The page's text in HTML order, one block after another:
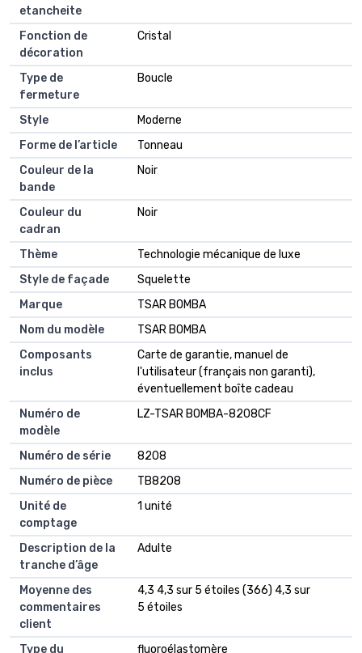
etancheite
Fonction de
décoration
Cristal
Type de
fermeture
Boucle
Style
Moderne
Forme de l’article
Tonneau
Couleur de la
bande
Noir
Couleur du
cadran
Noir
Thème
Technologie mécanique de luxe
Style de façade
Squelette
Marque
TSAR BOMBA
Nom du modèle
TSAR BOMBA
Composants
inclus
Carte de garantie, manuel de
l'utilisateur (français non garanti),
éventuellement boîte cadeau
Numéro de
modèle
LZ-TSAR BOMBA-8208CF
Numéro de série
8208
Numéro de pièce
TB8208
Unité de
comptage
1 unité
Description de la
tranche d’âge
Adulte
Moyenne des
commentaires
client
4,3 4,3 sur 5 étoiles (366) 4,3 sur
5 étoiles
Type du
fluoroélastomère